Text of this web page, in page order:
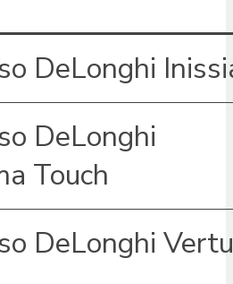
DeLonghi
DeLonghi
Touch
DeLonghi